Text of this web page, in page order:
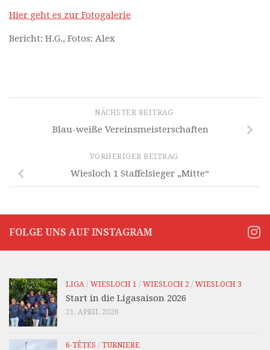
Hier geht es zur Fotogalerie
Bericht: H.G., Fotos: Alex
NÄCHSTER BEITRAG
Blau-weiße Vereinsmeisterschaften
VORHERIGER BEITRAG
Wiesloch 1 Staffelsieger „Mitte“
FOLGE UNS AUF INSTAGRAM
LIGA / WIESLOCH 1 / WIESLOCH 2 / WIESLOCH 3
Start in die Ligasaison 2026
21. APRIL 2026
6-TÊTES / TURNIERE